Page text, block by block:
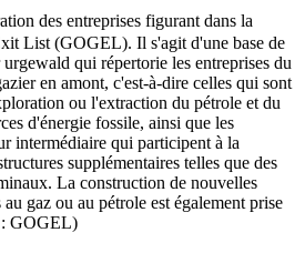
des entreprises figurant dans la
List (GOGEL). Il s'agit d'une base de
qui répertorie les entreprises du
en amont, c'est-à-dire celles qui sont
ou l'extraction du pétrole et du
d'énergie fossile, ainsi que les
intermédiaire qui participent à la
supplémentaires telles que des
La construction de nouvelles
gaz ou au pétrole est également prise
: GOGEL)